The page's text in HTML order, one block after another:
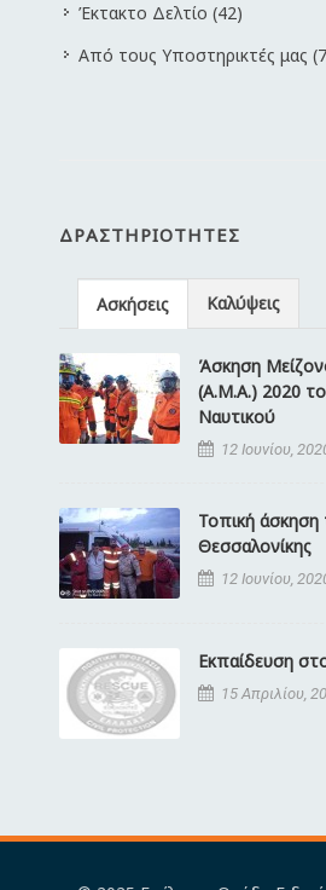
Έκτακτο Δελτίο (42)
Από τους Υποστηρικτές μας
ΔΡΑΣΤΗΡΙΌΤΗΤΕΣ
Ασκήσεις Καλύψεις
Άσκηση
(Α.Μ.Α.) 2020
Ναυτικού
12 Ιουνίου,
Τοπική
Θεσσαλονίκης
12 Ιουνίου,
Εκπαίδευση
15 Απριλίου,